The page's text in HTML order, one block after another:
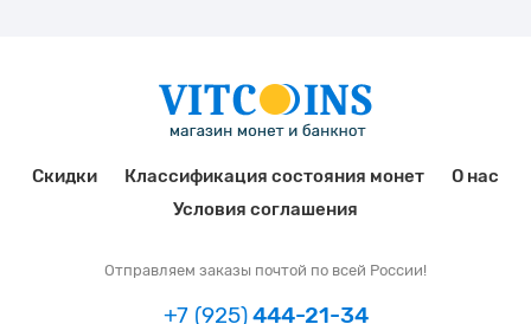
Скидки Классификация состояния монет
О нас
Условия соглашения
Отправляем заказы почтой по всей России!
+7 (925)444-21-34